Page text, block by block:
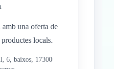
una oferta de
locals.
6, baixos, 17300